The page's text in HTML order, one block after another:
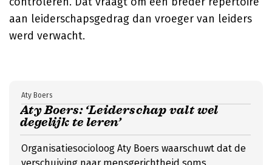
aan leiderschapsgedrag dan vroeger van leiders
werd verwacht.
Aty Boers: ‘Leiderschap valt wel
degelijk te leren’
Aty Boers
Organisatiesocioloog Aty Boers waarschuwt dat de